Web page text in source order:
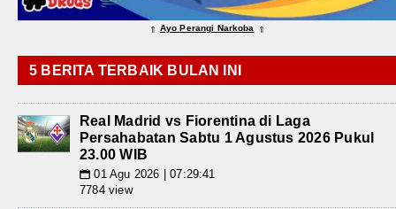
⇑ Ayo Perangi Narkoba ⇑
5 BERITA TERBAIK BULAN INI
Real Madrid vs Fiorentina di Laga
Persahabatan Sabtu 1 Agustus 2026 Pukul
23.00 WIB
📅 01 Agu 2026 | 07:29:41
7784 view